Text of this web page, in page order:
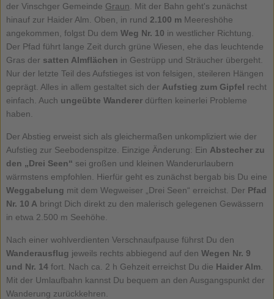
der Vinschger Gemeinde Graun . Mit der Bahn geht's zunächst
hinauf zur Haider Alm. Oben, in rund 2.100 mMeereshöhe
angekommen, folgst Du dem Weg Nr. 10 in westlicher Richtung.
Der Pfad führt lange Zeit durch grüne Wiesen, ehe das leuchtende
Gras der satten Almflächen in Gestrüpp und Sträucher übergeht.
Nur der letzte Teil des Aufstieges ist von felsigen, steileren Hängen
geprägt. Alles in allem gestaltet sich der Aufstieg zum Gipfel recht
einfach. Auch ungeübte Wandererdürften keinerlei Probleme
haben.
Der Abstieg erweist sich als gleichermaßen unkompliziert wie der
Aufstieg zur Seebodenspitze. Einzige Änderung: Ein Abstecher zu
den „Drei Seen“ sei großen und kleinen Wanderurlaubern
wärmstens empfohlen. Hierfür geht es zunächst bergab bis Du eine
Weggabelung mit dem Wegweiser „Drei Seen“ erreichst. Der Pfad
Nr. 10 A bringt Dich direkt zu den malerisch gelegenen Gewässern
in etwa 2.500 m Seehöhe.
Nach einer wohlverdienten Verschnaufpause führst Du den
Wanderausflug jeweils rechts abbiegend auf den Wegen Nr. 9
und Nr. 14fort. Nach ca. 2 h Gehzeit erreichst Du die Haider Alm.
Mit der Umlaufbahn kannst Du bequem an den Ausgangspunkt der
Wanderung zurückkehren.